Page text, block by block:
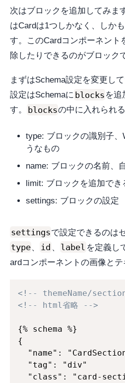
次はブロックを追加してみま
はCardは1つしかなく、しか
す。このCardコンポーネント
除したりできるのがブロック
まずはSchema設定を変更し
設定はSchemaに blocks を追
す。
blocksの中に入れられ
type: ブロックの識別子
うなもの
name: ブロックの名前、
limit: ブロックを追加でき
settings: ブロックの設定
settingsで設定できるのは
type、 id 、 label を定義し
ardコンポーネントの画像とテ
<!-- themeName/
<!-- html省略 -->
{% schema %}
{
"name":
  "tag": "div"
"class": "card-